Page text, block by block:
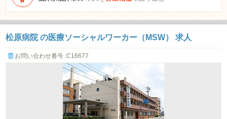
松原病院 の医療ソーシャルワーカー（MSW） 求人
お問い合わせ番号 :C16677